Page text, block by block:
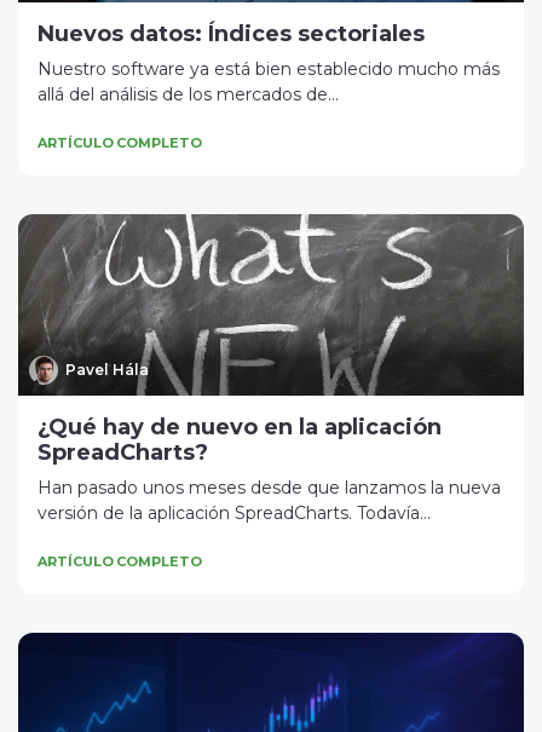
Nuevos datos: Índices sectoriales
Nuestro software ya está bien establecido mucho más
allá del análisis de los mercados de...
ARTÍCULO COMPLETO
Pavel Hála
¿Qué hay de nuevo en la aplicación
SpreadCharts?
Han pasado unos meses desde que lanzamos la nueva
versión de la aplicación SpreadCharts. Todavía...
ARTÍCULO COMPLETO